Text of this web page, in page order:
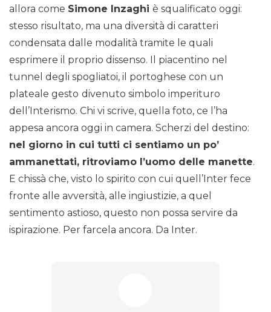
allora come Simone Inzaghi è squalificato oggi:
stesso risultato, ma una diversità di caratteri
condensata dalle modalità tramite le quali
esprimere il proprio dissenso. Il piacentino nel
tunnel degli spogliatoi, il portoghese con un
plateale gesto divenuto simbolo imperituro
dell’Interismo. Chi vi scrive, quella foto, ce l’ha
appesa ancora oggi in camera. Scherzi del destino:
nel giorno in cui tutti ci sentiamo un po’
ammanettati, ritroviamo l’uomo delle manette.
E chissà che, visto lo spirito con cui quell’Inter fece
fronte alle avversità, alle ingiustizie, a quel
sentimento astioso, questo non possa servire da
ispirazione. Per farcela ancora. Da Inter.